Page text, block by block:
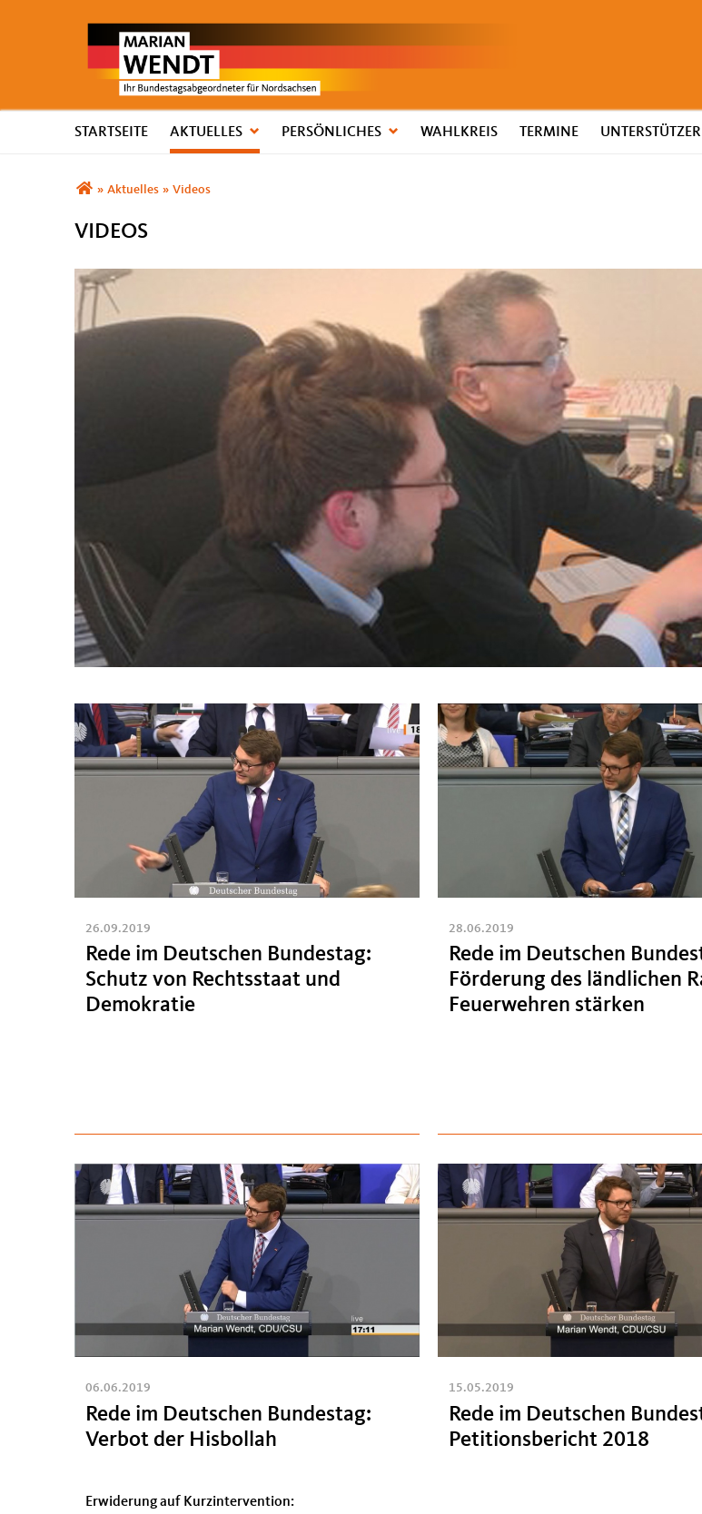
STARTSEITE AKTUELLES PERSÖNLICHES WAHLKREIS TERMINE UNTERSTÜTZER
Sie sind hier
» Aktuelles » Videos
VIDEOS
26.09.2019
Rede im Deutschen Bundestag:
Schutz von Rechtsstaat und
Demokratie
28.06.2019
Rede im Deutschen
Förderung des ländlichen
Feuerwehren stärken
06.06.2019
Rede im Deutschen Bundestag:
Verbot der Hisbollah
Erwiderung auf Kurzintervention:
15.05.2019
Rede im Deutschen
Petitionsbericht 2018
Seiten